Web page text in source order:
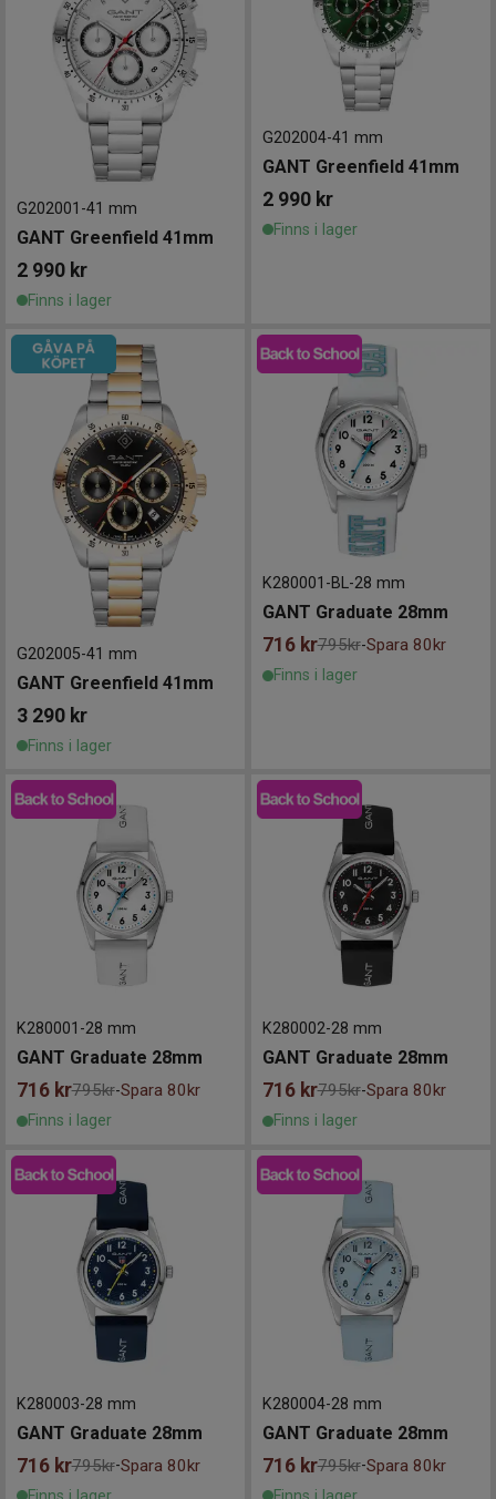
G202001 -41 mm
GANT Greenfield 41mm
2 990 kr
Finns i lager
G202004-41 mm
GANT Greenfield 41mm
2 990 kr
Finns i lager
G202005-41 mm
GANT Greenfield 41mm
3 290 kr
Finns i lager
K280001-BL-28 mm
GANT Graduate 28mm
716 kr795kr-Spara 80kr
Finns i lager
K280001 -28 mm
GANT Graduate 28mm
716 kr795kr-Spara 80kr
Finns i lager
K280002-28 mm
GANT Graduate 28mm
716 kr795kr-Spara 80kr
Finns i lager
K280003-28 mm
GANT Graduate 28mm
716 kr795kr-Spara 80kr
K280004-28 mm
GANT Graduate 28mm
716 kr795kr-Spara 80kr